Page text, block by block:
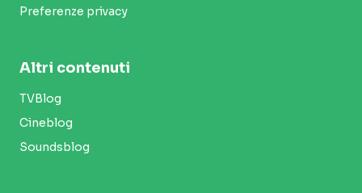
Preferenze privacy
Altri contenuti
TVBlog
Cineblog
Soundsblog